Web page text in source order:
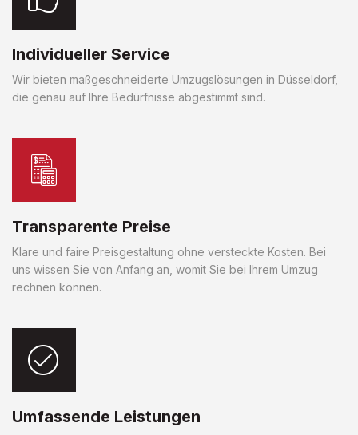
Individueller Service
Wir bieten maßgeschneiderte Umzugslösungen in Düsseldorf,
die genau auf Ihre Bedürfnisse abgestimmt sind.
Transparente Preise
Klare und faire Preisgestaltung ohne versteckte Kosten. Bei
uns wissen Sie von Anfang an, womit Sie bei Ihrem Umzug
rechnen können.
Umfassende Leistungen